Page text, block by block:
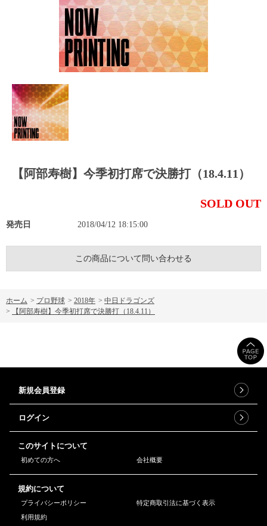
【阿部寿樹】今季初打席で決勝打（18.4.11）
SOLD OUT
発売日 2018/04/12 18:15:00
この商品について問い合わせる
ホーム > プロ野球 > 2018年 > 中日ドラゴンズ
>
【阿部寿樹】今季初打席で決勝打（18.4.11）
新規会員登録
ログイン
このサイトについて
初めての方へ 会社概要
規約について
プライバシーポリシー
特定商取引法に基づく表示
利用規約